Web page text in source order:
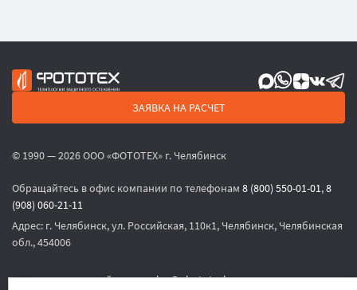
ЗАЯВКА НА РАСЧЕТ
© 1990 — 2026 ООО «ФОТОТЕХ» г. Челябинск
Обращайтесь в офис компании по телефонам 8 (800) 550-01-01,8
(908) 060-21-11
Адрес: г. Челябинск, ул. Российская, 110к1, Челябинск, Челябинская
обл., 454006
или по электронной почтеsales@phototech.ru